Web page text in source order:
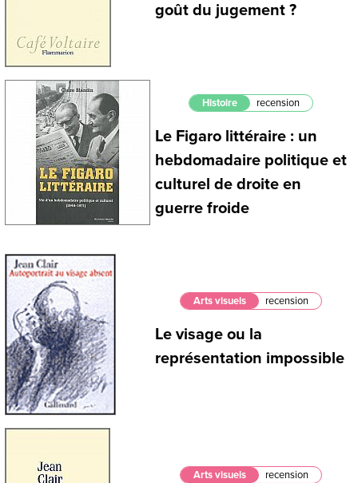
goût du jugement ?
Histoire recension
Le Figaro littéraire : un
hebdomadaire politique et
culturel de droite en
guerre froide
Arts visuels recension
Le visage ou la
représentation impossible
Arts visuels recension